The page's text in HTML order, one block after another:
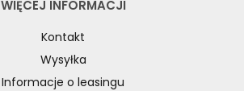
WIĘCEJ INFORMACJI
Kontakt
Wysyłka
Informacje o leasingu